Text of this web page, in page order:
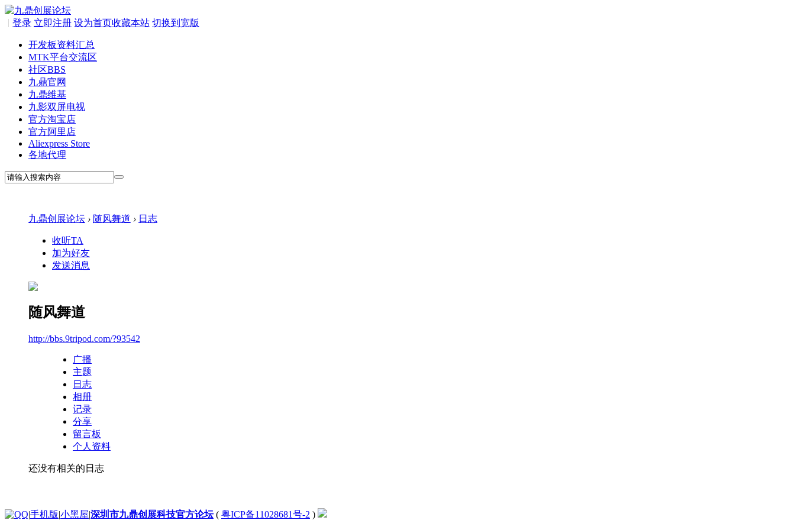
登录
| 立即注册 设为首页收藏本站 切换到宽版
开发板资料汇总
MTK平台交流区
社区BBS
九鼎官网
九鼎维基
九影双屏电视
官方淘宝店
官方阿里店
Aliexpress Store
各地代理
九鼎创展论坛 › 随风舞道 › 日志
收听TA
加为好友
发送消息
随风舞道
http://bbs.9tripod.com/?93542
广播
主题
日志
相册
记录
分享
留言板
个人资料
还没有相关的日志
|手机版|小黑屋|深圳市九鼎创展科技官方论坛( 粤ICP备11028681号-2 )